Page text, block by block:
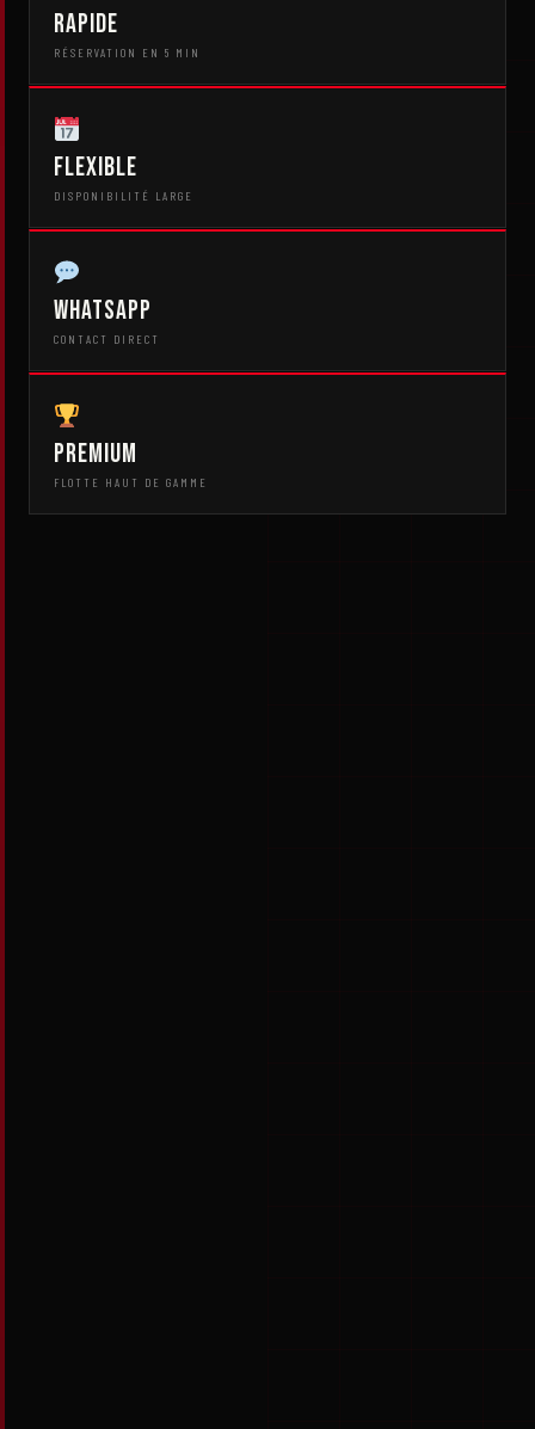
Rapide
RÉSERVATION EN 5 MIN
Flexible
DISPONIBILITÉ LARGE
WhatsApp
CONTACT DIRECT
Premium
FLOTTE HAUT DE GAMME